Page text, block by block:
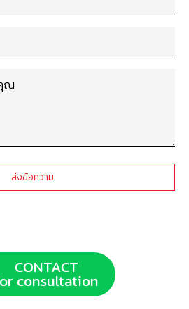
CONTACT
consultation